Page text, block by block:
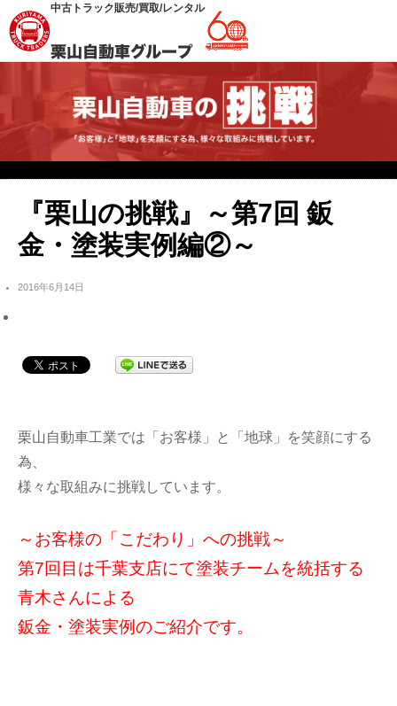
中古トラック販売/買取/レンタル
『栗山の挑戦』～第7回 鈑
金・塗装実例編②～
2016年6月14日
栗山自動車工業では「お客様」と「地球」を笑顔にする
為、
様々な取組みに挑戦しています。
～お客様の「こだわり」への挑戦～
第7回目は千葉支店にて塗装チームを統括する
青木さんによる
鈑金・塗装実例のご紹介です。